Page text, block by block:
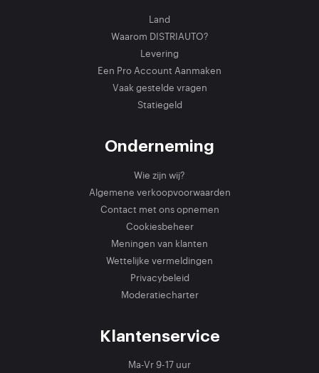
Land
Waarom DISTRIAUTO?
Levering
Een Pro Account Aanmaken
Vaak gestelde vragen
Statiegeld
Onderneming
Wie zijn wij?
Algemene verkoopvoorwaarden
Contact met ons opnemen
Cookiesbeheer
Meningen van klanten
Wettelijke vermeldingen
Privacybeleid
Moderatiecharter
Klantenservice
Ma-Vr 9-17 uur